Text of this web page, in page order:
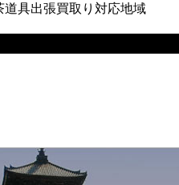
道具出張買取り対応地域